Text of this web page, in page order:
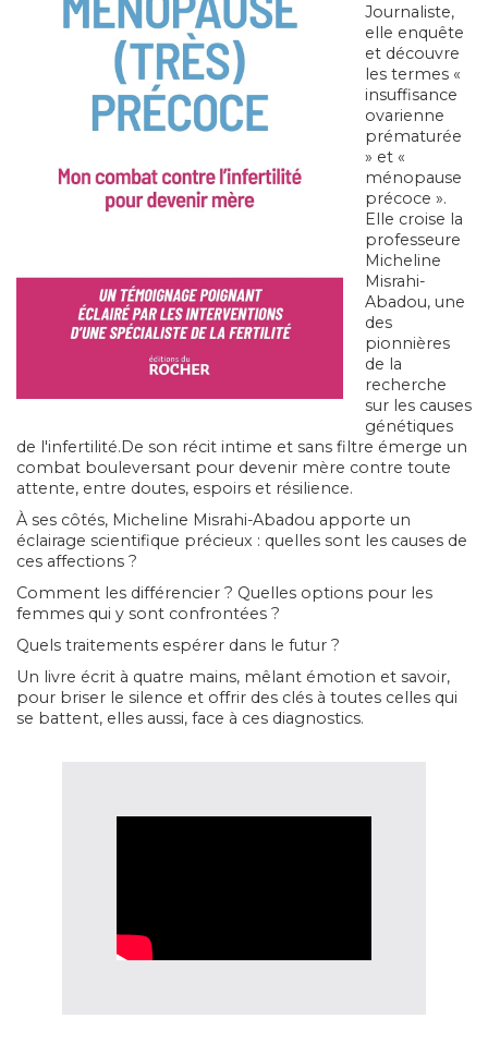
Journaliste,
elle enquête
et découvre
les termes «
insuffisance
ovarienne
prématurée
» et «
ménopause
précoce ».
Elle croise la
professeure
Micheline
Misrahi-
Abadou, une
des
pionnières
de la
recherche
sur les causes
génétiques
de l'infertilité.De son récit intime et sans filtre émerge un
combat bouleversant pour devenir mère contre toute
attente, entre doutes, espoirs et résilience.
À ses côtés, Micheline Misrahi-Abadou apporte un
éclairage scientifique précieux : quelles sont les causes de
ces affections ?
Comment les différencier ? Quelles options pour les
femmes qui y sont confrontées ?
Quels traitements espérer dans le futur ?
Un livre écrit à quatre mains, mêlant émotion et savoir,
pour briser le silence et offrir des clés à toutes celles qui
se battent, elles aussi, face à ces diagnostics.